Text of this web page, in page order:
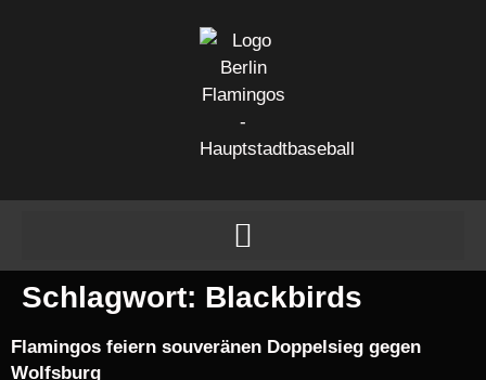
Schlagwort: Blackbirds
Flamingos feiern souveränen Doppelsieg gegen
Wolfsburg